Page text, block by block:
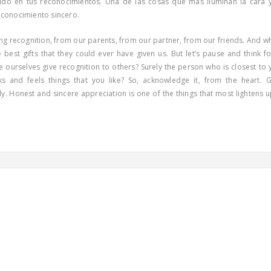
sincero.
recognition, from our parents, from our partner, from our friends. And
gifts that they could ever have given us. But let’s pause and think
give recognition to others? Surely the person who is closest to
and feels things that you like? So, acknowledge it, from the heart.
Honest and sincere appreciation is one of the things that most lightens